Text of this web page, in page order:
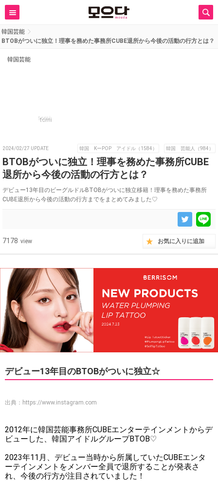
韓国芸能
BTOBがついに独立！理事を務めた事務所CUBE退所から今後の活動の行方とは？
韓国芸能
tomi
2024/02/27 UPDATE 韓国 KーPOP アイドル（1584） 韓国 芸能人（984）
BTOBがついに独立！理事を務めた事務所CUBE
退所から今後の活動の行方とは？
デビュー13年目のビーグルドルBTOBがついに独立移籍！理事を務めた事務所
CUBE退所から今後の活動の行方までをまとめてみました♡
7178 view お気に入りに追加
デビュー13年目のBTOBがついに独立☆
出典： https://www.instagram.com
2012年に韓国芸能事務所CUBEエンターテインメントからデ
ビューした、韓国アイドルグループBTOB♡
2023年11月、デビュー当時から所属していたCUBEエンタ
ーテインメントをメンバー全員で退所することが発表さ
れ、今後の行方が注目されていました！